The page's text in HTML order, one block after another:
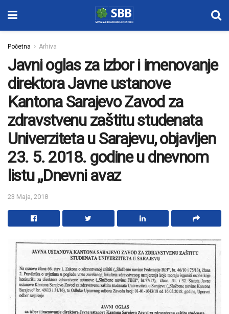
Početna Arhiva
Javni oglas za izbor i imenovanje
direktora Javne ustanove
Kantona Sarajevo Zavod za
zdravstvenu zaštitu studenata
Univerziteta u Sarajevu, objavljen
23. 5. 2018. godine u dnevnom
listu „Dnevni avaz
23 Maja, 2018